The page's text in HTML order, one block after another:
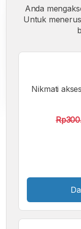
Anda
Untuk
Nikmati